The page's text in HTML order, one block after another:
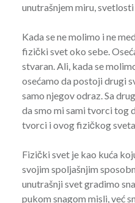
unutrašnjem miru,
Kada se ne molimo i ne
fizički svet oko sebe.
stvaran. Ali, kada se
osećamo da postoji drugi
samo njegov odraz. Sa
da smo mi sami tvorci tog
tvorci i ovog fizičkog
Fizički svet je kao kuća
svojim spoljašnjim
unutrašnji svet gradimo
pukom snagom misli, već